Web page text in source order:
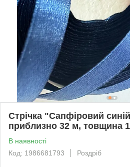
Стрічка "Сапфіровий
приблизно 32 м, товщина
В наявності
Код: 1986681793
Роздріб